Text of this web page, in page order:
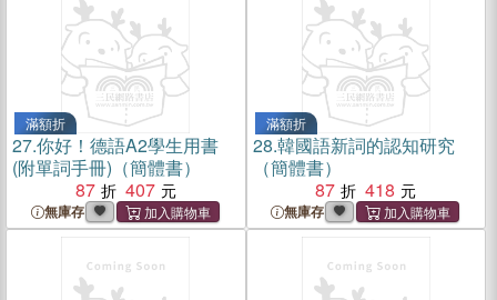
滿額折
27.你好！德語A2學生用書
(附單詞手冊)（簡體書）
87
407
無庫存
滿額折
28.韓國語新詞的認知研究
（簡體書）
87
418
無庫存